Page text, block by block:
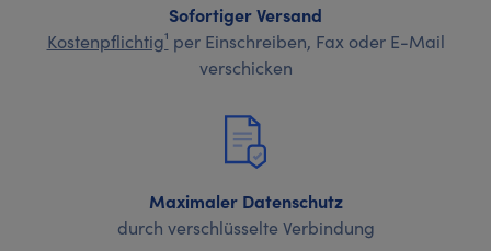
Sofortiger Versand
Kostenpflichtig¹ per Einschreiben, Fax oder E-Mail
verschicken
Maximaler Datenschutz
durch verschlüsselte Verbindung